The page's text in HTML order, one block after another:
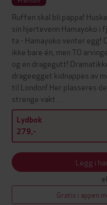
Ruffen skal bli pappa!
sin hjertevenn Hamayoko i
ta - Hamayoko venter egg!
ikke bare én, men TO
og en dragegutt!
drageegget kidnappes av
til London! Her plasseres
strenge vakt…
Lydbok
279,-
Legg i
Gratis i appen